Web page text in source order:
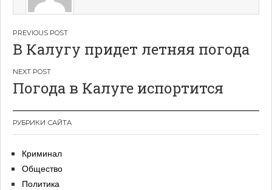
Навигация
по
записям
В Калугу придет летняя погода
Погода в Калуге испортится
РУБРИКИ САЙТА
Криминал
Общество
Политика